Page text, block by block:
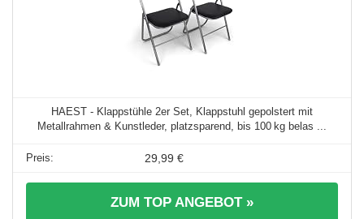
HAEST - Klappstühle 2er Set, Klappstuhl gepolstert mit
Metallrahmen & Kunstleder, platzsparend, bis 100 kg belas ...
29,99 €
ZUM TOP ANGEBOT »